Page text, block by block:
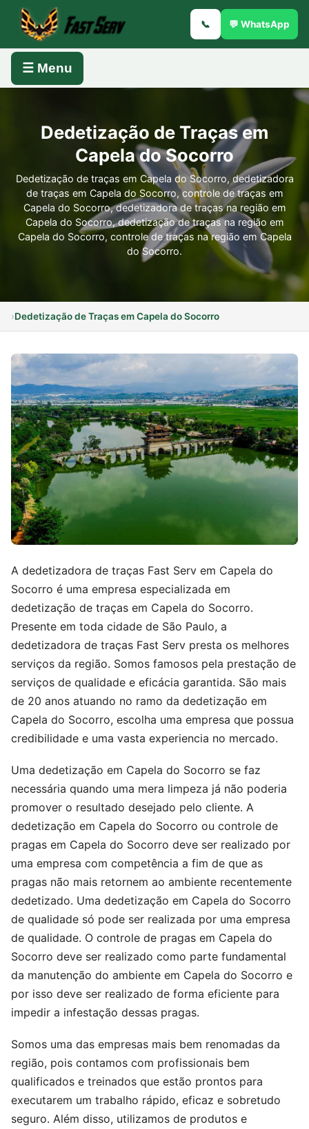
📞 💬 WhatsApp
☰ Menu
Dedetização de Traças em
Capela do Socorro
Dedetização de traças em Capela do Socorro, dedetizadora
de traças em Capela do Socorro, controle de traças em
Capela do Socorro, dedetizadora de traças na região em
Capela do Socorro, dedetização de traças na região em
Capela do Socorro, controle de traças na região em Capela
do Socorro.
›Dedetização de Traças em Capela do Socorro
A dedetizadora de traças Fast Serv em Capela do
Socorro é uma empresa especializada em
dedetização de traças em Capela do Socorro.
Presente em toda cidade de São Paulo, a
dedetizadora de traças Fast Serv presta os melhores
serviços da região. Somos famosos pela prestação de
serviços de qualidade e eficácia garantida. São mais
de 20 anos atuando no ramo da dedetização em
Capela do Socorro, escolha uma empresa que possua
credibilidade e uma vasta experiencia no mercado.
Uma dedetização em Capela do Socorro se faz
necessária quando uma mera limpeza já não poderia
promover o resultado desejado pelo cliente. A
dedetização em Capela do Socorro ou controle de
pragas em Capela do Socorro deve ser realizado por
uma empresa com competência a fim de que as
pragas não mais retornem ao ambiente recentemente
dedetizado. Uma dedetização em Capela do Socorro
de qualidade só pode ser realizada por uma empresa
de qualidade. O controle de pragas em Capela do
Socorro deve ser realizado como parte fundamental
da manutenção do ambiente em Capela do Socorro e
por isso deve ser realizado de forma eficiente para
impedir a infestação dessas pragas.
Somos uma das empresas mais bem renomadas da
região, pois contamos com profissionais bem
qualificados e treinados que estão prontos para
executarem um trabalho rápido, eficaz e sobretudo
seguro. Além disso, utilizamos de produtos e